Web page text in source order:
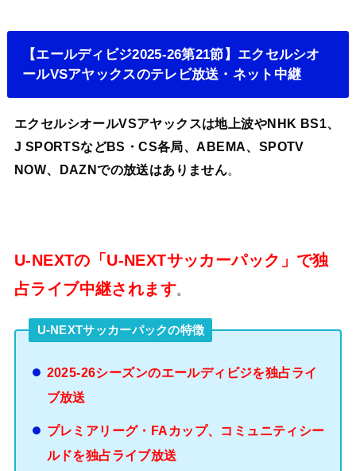
【エールディビジ2025-26第21節】エクセルシオ
ールVSアヤックスのテレビ放送・ネット中継
エクセルシオールVSアヤックスは地上波やNHK BS1、
J SPORTSなどBS・CS各局、ABEMA、SPOTV
NOW、DAZNでの放送はありません。
U-NEXTの「U-NEXTサッカーパック」で独
占ライブ中継されます。
U-NEXTサッカーパックの特徴
2025-26シーズンのエールディビジを独占ライ
ブ放送
プレミアリーグ・FAカップ、コミュニティシー
ルドを独占ライブ放送